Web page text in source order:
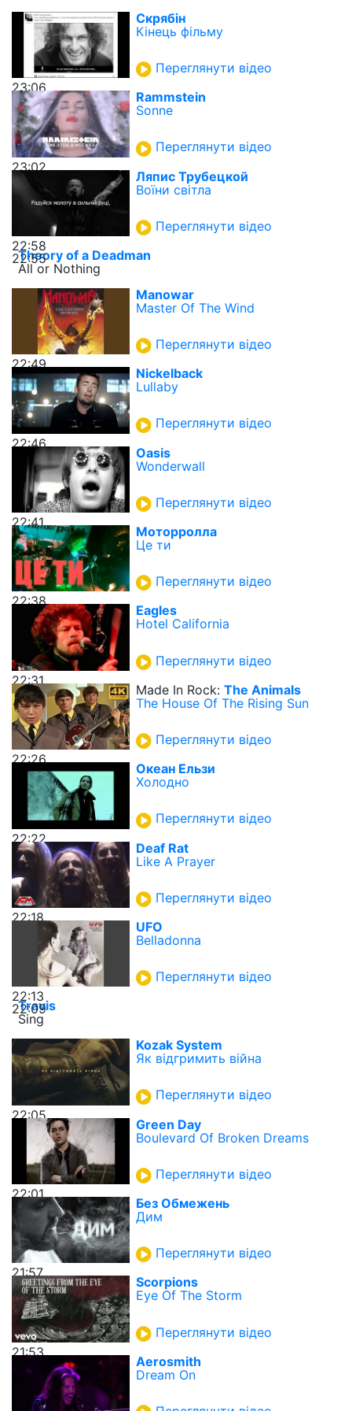
23:06
Скрябін
Кінець фільму
Переглянути відео
23:02
Rammstein
Sonne
Переглянути відео
22:58
Ляпис Трубецкой
Воїни світла
Переглянути відео
22:55
Theory of a Deadman
All or Nothing
22:49
Manowar
Master Of The Wind
Переглянути відео
22:46
Nickelback
Lullaby
Переглянути відео
22:41
Oasis
Wonderwall
Переглянути відео
22:38
Моторролла
Це ти
Переглянути відео
22:31
Eagles
Hotel California
Переглянути відео
22:26
Made In Rock: The Animals
The House Of The Rising Sun
Переглянути відео
22:22
Океан Ельзи
Холодно
Переглянути відео
22:18
Deaf Rat
Like A Prayer
Переглянути відео
22:13
UFO
Belladonna
Переглянути відео
22:09
Travis
Sing
22:05
Kozak System
Як відгримить війна
Переглянути відео
22:01
Green Day
Boulevard Of Broken Dreams
Переглянути відео
21:57
Без Обмежень
Дим
Переглянути відео
21:53
Scorpions
Eye Of The Storm
Переглянути відео
Aerosmith
Dream On